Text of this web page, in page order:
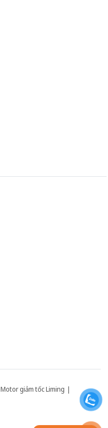
Motor giảm tốc Liming